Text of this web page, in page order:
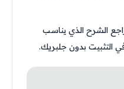
راجع الشرح الذي يناسب
التثبيت بدون جلبريك.